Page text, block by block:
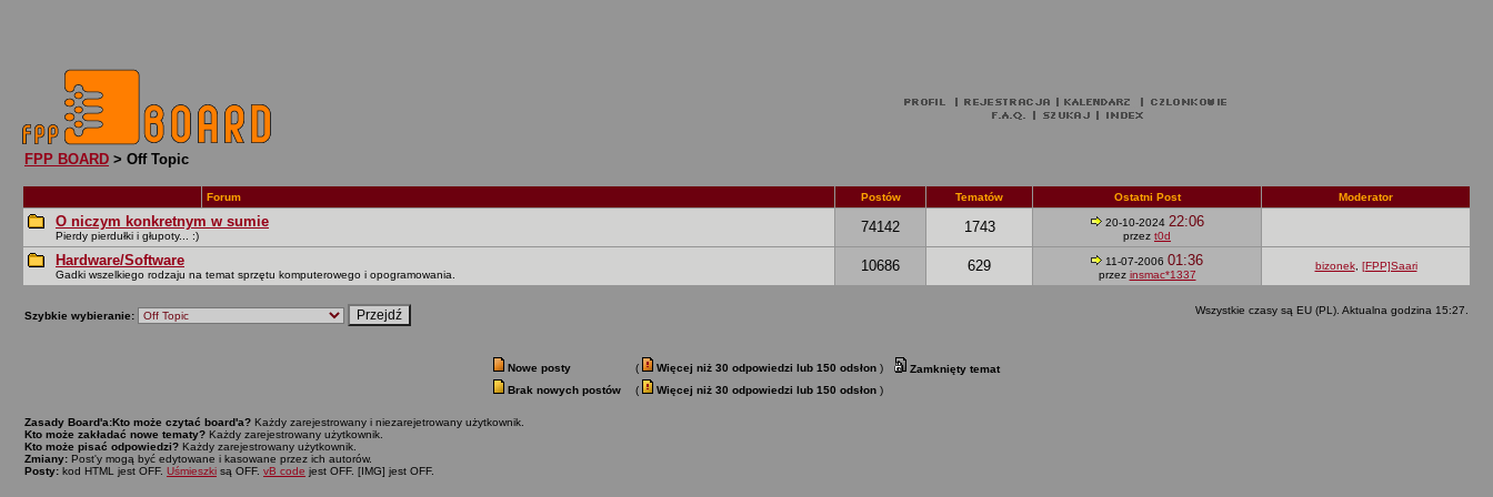
FPP BOARD > Off Topic
Forum Postów Tematów Ostatni Post Moderator
O niczym konkretnym w sumie
Pierdy pierdułki i głupoty... :)
74142 1743 20-10-2024 22:06
przez t0d
Hardware/Software
Gadki wszelkiego rodzaju na temat sprzętu komputerowego i opogramowania.
10686 629 11-07-2006 01:36
przez insmac*1337
bizonek, [FPP]Saari
Szybkie wybieranie: Wszystkie czasy są EU (PL). Aktualna godzina 15:27.
Nowe posty ( Więcej niż 30 odpowiedzi lub 150 odsłon )
Zamknięty temat
Brak nowych postów
( Więcej niż 30 odpowiedzi lub 150 odsłon )
Zasady Board'a:Kto może czytać board'a? Każdy zarejestrowany i niezarejetrowany użytkownik.
Kto może zakładać nowe tematy? Każdy zarejestrowany użytkownik.
Kto może pisać odpowiedzi? Każdy zarejestrowany użytkownik.
Zmiany: Post'y mogą być edytowane i kasowane przez ich autorów.
Posty: kod HTML jest OFF. Uśmieszki są OFF. vB code jest OFF. [IMG] jest OFF.